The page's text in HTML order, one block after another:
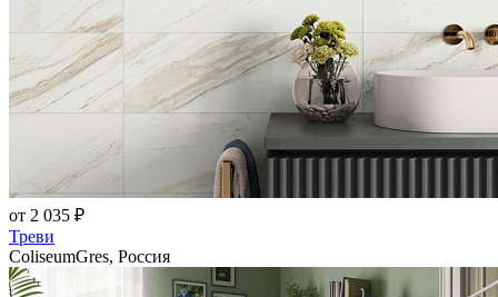
от 2 035 ₽
Треви
ColiseumGres, Россия